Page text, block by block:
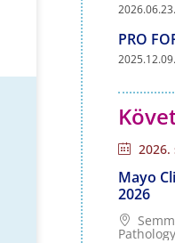
2026.06.23.
PRO
2025.12.09.
2026.
Mayo
2026